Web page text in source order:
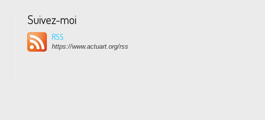
Suivez-moi
RSS
https://www.actuart.org/rss